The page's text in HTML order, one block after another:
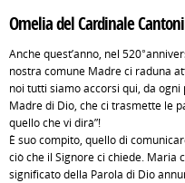
Omelia del Cardinale
Anche quest’anno, nel
nostra comune Madre ci raduna
noi tutti siamo accorsi qui, da
Madre di Dio, che ci trasmette le
quello che vi dirà”!
È suo compito, quello di
ciò che il Signore ci chiede. Maria
significato della Parola di Dio